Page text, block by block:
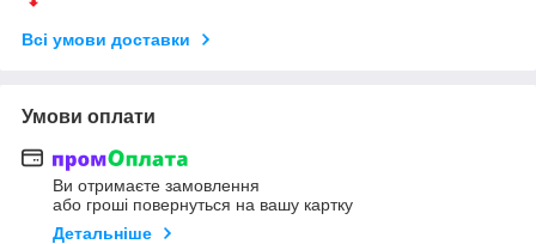
Всі умови доставки
Умови оплати
Ви отримаєте замовлення
або гроші повернуться на вашу картку
Детальніше